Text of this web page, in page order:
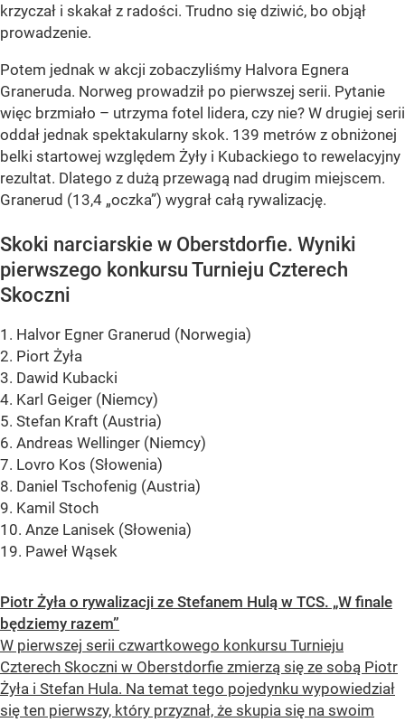
krzyczał i skakał z radości. Trudno się dziwić, bo objął
prowadzenie.
Potem jednak w akcji zobaczyliśmy Halvora Egnera
Graneruda. Norweg prowadził po pierwszej serii. Pytanie
więc brzmiało – utrzyma fotel lidera, czy nie? W drugiej serii
oddał jednak spektakularny skok. 139 metrów z obniżonej
belki startowej względem Żyły i Kubackiego to rewelacyjny
rezultat. Dlatego z dużą przewagą nad drugim miejscem.
Granerud (13,4 „oczka”) wygrał całą rywalizację.
Skoki narciarskie w Oberstdorfie. Wyniki
pierwszego konkursu Turnieju Czterech
Skoczni
1. Halvor Egner Granerud (Norwegia)
2. Piort Żyła
3. Dawid Kubacki
4. Karl Geiger (Niemcy)
5. Stefan Kraft (Austria)
6. Andreas Wellinger (Niemcy)
7. Lovro Kos (Słowenia)
8. Daniel Tschofenig (Austria)
9. Kamil Stoch
10. Anze Lanisek (Słowenia)
19. Paweł Wąsek
Piotr Żyła o rywalizacji ze Stefanem Hulą w TCS. „W finale
będziemy razem”
W pierwszej serii czwartkowego konkursu Turnieju
Czterech Skoczni w Oberstdorfie zmierzą się ze sobą Piotr
Żyła i Stefan Hula. Na temat tego pojedynku wypowiedział
się ten pierwszy, który przyznał, że skupia się na swoim